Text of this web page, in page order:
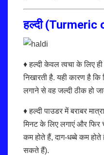
हल्दी (Turmeric
♦ हल्दी केवल त्वचा के लिए
निखारती है. यही कारण है कि
लगाने से वह जल्दी ठीक हो
♦ हल्दी पाउडर में बराबर
मिनट के लिए लगाएं और फिर
कम होते हैं, दाग-धब्बे कम
सकते हैं).